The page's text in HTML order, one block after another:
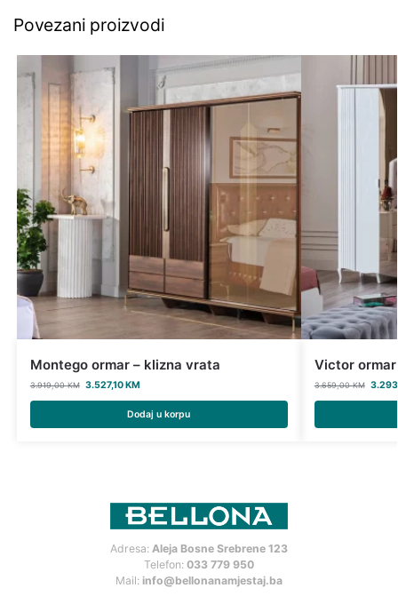
Povezani proizvodi
Montego ormar – klizna vrata
3.919,00KM 3.527,10KM
Dodaj u korpu
Victor
3.659,00KM
Adresa: Aleja Bosne Srebrene 123
Telefon: 033 779 950
Mail: info@bellonanamjestaj.ba